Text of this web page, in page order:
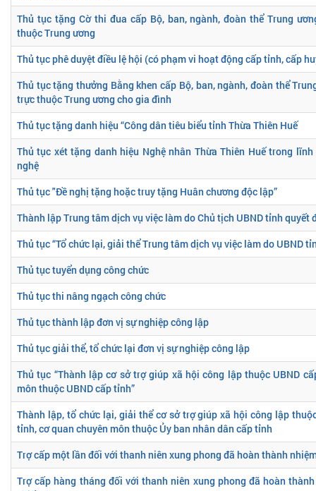
Thủ tục tặng Cờ thi đua cấp Bộ, ban, ngành, đoàn thể Trung
thuộc Trung ương
Thủ tục phê duyệt điều lệ hội (có phạm vi hoạt động cấp tỉnh, cấp
Thủ tục tặng thưởng Bằng khen cấp Bộ, ban, ngành, đoàn thể
trực thuộc Trung ương cho gia đình
Thủ tục tặng danh hiệu “Công dân tiêu biểu tỉnh Thừa Thiên Huế
Thủ tục xét tặng danh hiệu Nghệ nhân Thừa Thiên Huế trong
nghệ
Thủ tục "Đề nghị tặng hoặc truy tặng Huân chương độc lập”
Thành lập Trung tâm dịch vụ việc làm do Chủ tịch UBND tỉnh quyết
Thủ tục “Tổ chức lại, giải thể Trung tâm dịch vụ việc làm do UBND
Thủ tục tuyển dụng công chức
Thủ tục thi nâng ngạch công chức
Thủ tục thành lập đơn vị sự nghiệp công lập
Thủ tục giải thể, tổ chức lại đơn vị sự nghiệp công lập
Thủ tục “Thành lập cơ sở trợ giúp xã hội công lập thuộc UBND
môn thuộc UBND cấp tỉnh”
Thành lập, tổ chức lại, giải thể cơ sở trợ giúp xã hội công lập
tỉnh, cơ quan chuyên môn thuộc Ủy ban nhân dân cấp tỉnh
Trợ cấp một lần đối với thanh niên xung phong đã hoàn thành
Trợ cấp hàng tháng đối với thanh niên xung phong đã hoàn